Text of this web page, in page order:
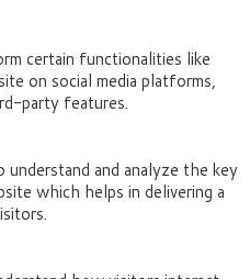
certain functionalities like
on social media platforms,
party features.
understand and analyze the key
which helps in delivering a